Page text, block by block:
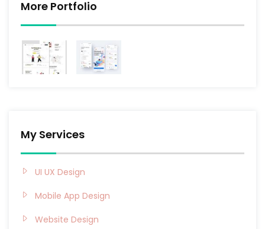
More Portfolio
My Services
UI UX Design
Mobile App Design
Website Design